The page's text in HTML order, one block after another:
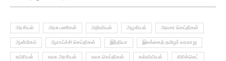
அரசியல் அரசு பணிகள் அறிவியல் அழகியல் அவசர செய்திகள்
ஆன்மிகம் ஆராய்ச்சி செய்திகள் இந்தியா இலங்கைத் தமிழர் வரலாறு
உயிரியல் உலக அரசியல் உலக செய்திகள் கல்வியியல் கிரிக்கெட்